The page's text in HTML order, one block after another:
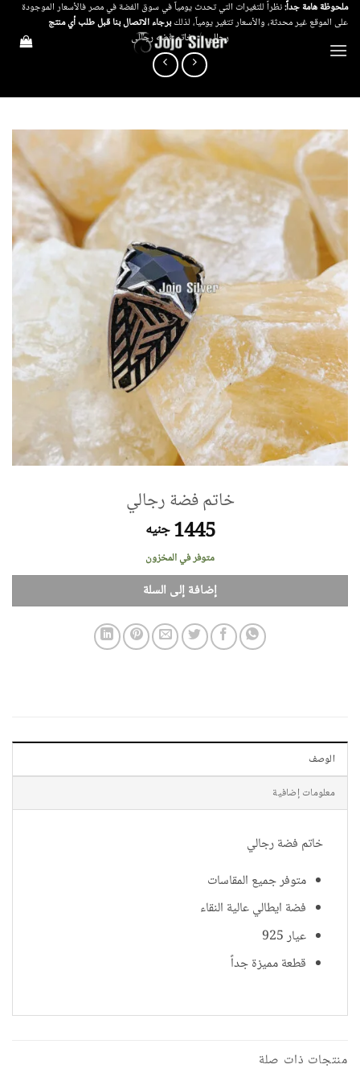
تخطي
للمحتوى
ملحوظة هامة جداً:نظراً للتغيرات التي تحدث يومياً في سوق الفضة في مصر فالأسعار الموجودة
على الموقع غير محدثة، والأسعار تتغير يومياً، لذلكبرجاء الاتصال بنا قبل طلب أي منتج
رجالي / خاتم فضه رجالى
خاتم فضة رجالي
1445 جنيه
متوفر في المخزون
إضافة إلى السلة
الوصف
معلومات إضافية
خاتم فضة رجالي
متوفر جميع المقاسات
فضة ايطالي عالية النقاء
عيار 925
قطعة مميزة جداً
منتجات ذات صلة